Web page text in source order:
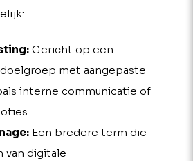
Gericht op een
met aangepaste
interne communicatie of
Een bredere term die
van digitale